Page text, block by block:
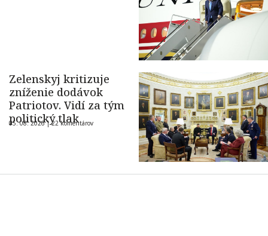
Zelenskyj kritizuje
zníženie dodávok
Patriotov. Vidí za tým
politický tlak
05. 08. 2026 |22 komentárov